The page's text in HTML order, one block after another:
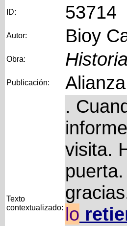
ID: 53714
Autor: Bioy
Obra:
Publicación:
Texto
contextualizado:
.
visita.
lo